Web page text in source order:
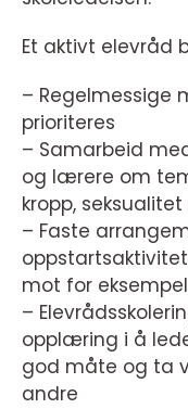
Et aktivt elevråd
– Regelmessige
prioriteres
– Samarbeid
og lærere om
kropp,
– Faste
mot for
–
opplæring i å
god måte og ta
andre